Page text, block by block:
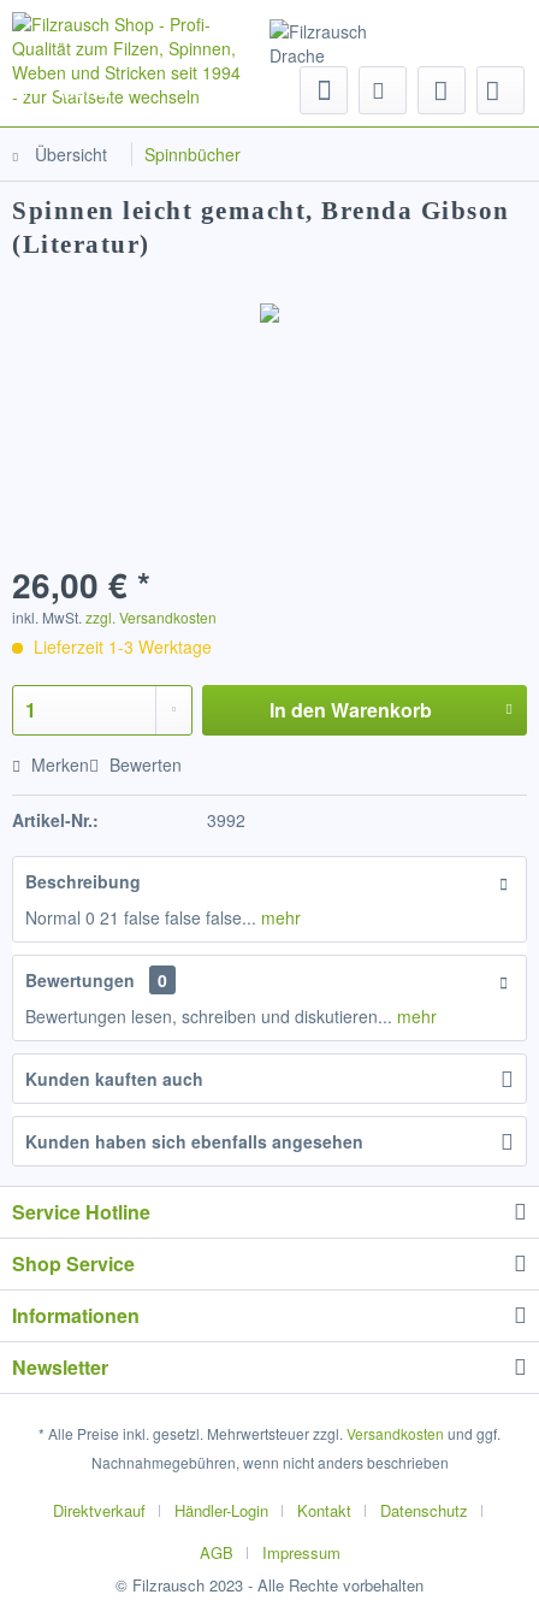
Menü
Übersicht Spinnbücher
Spinnen leicht gemacht, Brenda Gibson
(Literatur)
26,00 € *
inkl. MwSt. zzgl. Versandkosten
Lieferzeit 1-3 Werktage
In den Warenkorb
Merken Bewerten
Artikel-Nr.: 3992
Beschreibung
Normal 0 21 false false false... mehr
Bewertungen
0
Bewertungen lesen, schreiben und diskutieren... mehr
Kunden kauften auch
Kunden haben sich ebenfalls angesehen
Service Hotline
Shop Service
Informationen
Newsletter
* Alle Preise inkl. gesetzl. Mehrwertsteuer zzgl. Versandkosten und ggf.
Nachnahmegebühren, wenn nicht anders beschrieben
Direktverkauf Händler-Login Kontakt
Datenschutz
AGB
Impressum
© Filzrausch 2023 - Alle Rechte vorbehalten